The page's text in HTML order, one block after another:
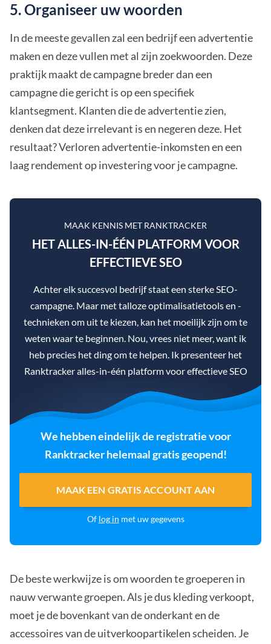
5. Organiseer uw woorden
In de meeste gevallen zal een bedrijf een advertentie
maken en deze vullen met al zijn zoekwoorden. Deze
praktijk maakt de campagne breder dan een
campagne die gericht is op een specifiek
klantsegment. Klanten die de advertentie zien,
denken dat deze irrelevant is en negeren deze. Het
resultaat? Verloren advertentie-inkomsten en een
laag rendement op investering voor je campagne.
MAAK KENNIS MET RANKTRACKER
HET ALLES-IN-ÉÉN PLATFORM VOOR
EFFECTIEVE SEO
Achter elk succesvol bedrijf staat een sterke SEO-
campagne. Maar met talloze optimalisatietools en -
technieken om uit te kiezen, kan het moeilijk zijn om te
weten waar te beginnen. Nou, vrees niet meer, want ik
heb precies het ding om te helpen. Ik presenteer het
Ranktracker alles-in-één platform voor effectieve SEO
We hebben eindelijk de registratie voor
Ranktracker helemaal gratis geopend!
MAAK EEN GRATIS ACCOUNT AAN
Of log in met uw gegevens
De beste werkwijze is om woorden te groeperen in
nauw verwante groepen. Als je dus kleding verkoopt,
moet je de bovenkant van de onderkant en de
accessoires van de uitverkoopartikelen scheiden. Je